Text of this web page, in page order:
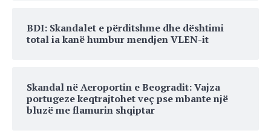
BDI: Skandalet e përditshme dhe dështimi
total ia kanë humbur mendjen VLEN-it
Skandal në Aeroportin e Beogradit: Vajza
portugeze keqtrajtohet veç pse mbante një
bluzë me flamurin shqiptar